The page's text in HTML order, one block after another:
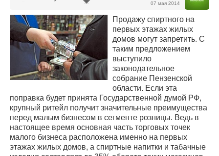
07 мая 2014
Продажу спиртного на
первых этажах жилых
домов могут запретить. С
таким предложением
выступило
законодательное
собрание Пензенской
области. Если эта
поправка будет принята Государственной думой РФ,
крупный ритейл получит значительные преимущества
перед малым бизнесом в сегменте розницы. Ведь в
настоящее время основная часть торговых точек
малого бизнеса расположена именно на первых
этажах жилых домов, а спиртные напитки и табачные